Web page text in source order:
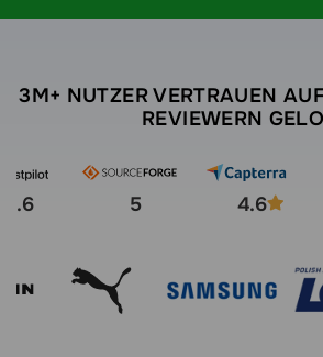
3M+ NUTZER VERTRAUEN
REVIEWERN
4.6 5 4.6